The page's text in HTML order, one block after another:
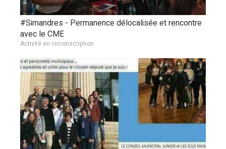
#Simandres - Permanence délocalisée et rencontre
avec le CME
Activité en circonscription